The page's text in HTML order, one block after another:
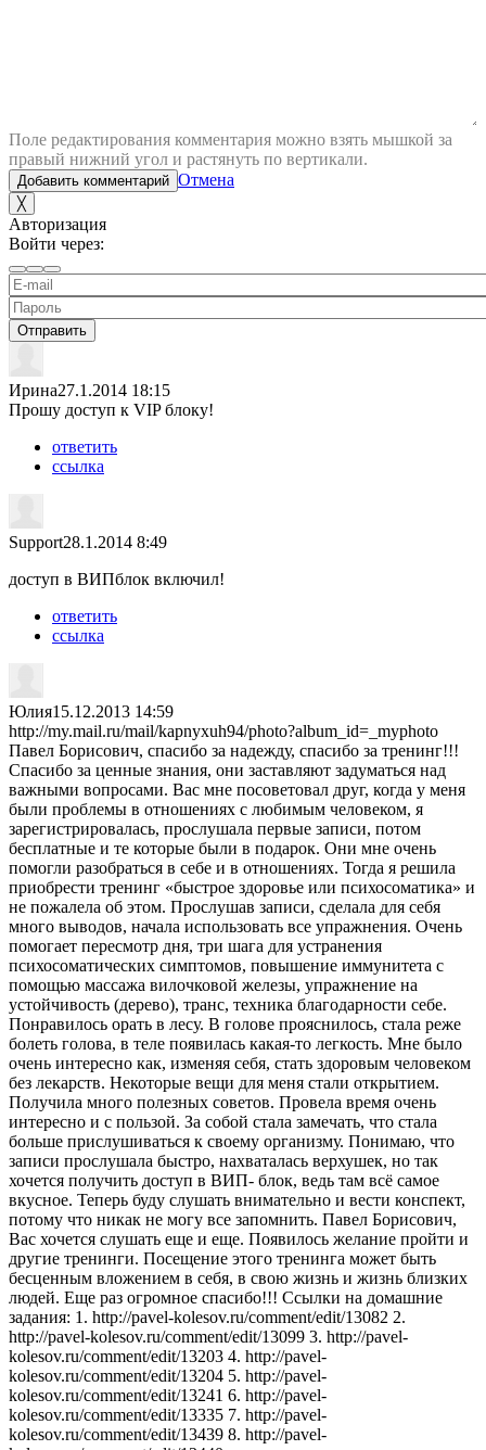
Поле редактирования комментария можно взять мышкой за
правый нижний угол и растянуть по вертикали.
Добавить комментарий Отмена
╳
Авторизация
Войти через:
Отправить
Ирина27.1.2014 18:15
Прошу доступ к VIP блоку!
ответить
ссылка
Support28.1.2014 8:49
доступ в ВИПблок включил!
ответить
ссылка
Юлия15.12.2013 14:59
http://my.mail.ru/mail/kapnyxuh94/photo?album_id=_myphoto
Павел Борисович, спасибо за надежду, спасибо за тренинг!!!
Спасибо за ценные знания, они заставляют задуматься над
важными вопросами. Вас мне посоветовал друг, когда у меня
были проблемы в отношениях с любимым человеком, я
зарегистрировалась, прослушала первые записи, потом
бесплатные и те которые были в подарок. Они мне очень
помогли разобраться в себе и в отношениях. Тогда я решила
приобрести тренинг «быстрое здоровье или психосоматика» и
не пожалела об этом. Прослушав записи, сделала для себя
много выводов, начала использовать все упражнения. Очень
помогает пересмотр дня, три шага для устранения
психосоматических симптомов, повышение иммунитета с
помощью массажа вилочковой железы, упражнение на
устойчивость (дерево), транс, техника благодарности себе.
Понравилось орать в лесу. В голове прояснилось, стала реже
болеть голова, в теле появилась какая-то легкость. Мне было
очень интересно как, изменяя себя, стать здоровым человеком
без лекарств. Некоторые вещи для меня стали открытием.
Получила много полезных советов. Провела время очень
интересно и с пользой. За собой стала замечать, что стала
больше прислушиваться к своему организму. Понимаю, что
записи прослушала быстро, нахваталась верхушек, но так
хочется получить доступ в ВИП- блок, ведь там всё самое
вкусное. Теперь буду слушать внимательно и вести конспект,
потому что никак не могу все запомнить. Павел Борисович,
Вас хочется слушать еще и еще. Появилось желание пройти и
другие тренинги. Посещение этого тренинга может быть
бесценным вложением в себя, в свою жизнь и жизнь близких
людей. Еще раз огромное спасибо!!! Ссылки на домашние
задания: 1. http://pavel-kolesov.ru/comment/edit/13082 2.
http://pavel-kolesov.ru/comment/edit/13099 3. http://pavel-
kolesov.ru/comment/edit/13203 4. http://pavel-
kolesov.ru/comment/edit/13204 5. http://pavel-
kolesov.ru/comment/edit/13241 6. http://pavel-
kolesov.ru/comment/edit/13335 7. http://pavel-
kolesov.ru/comment/edit/13439 8. http://pavel-